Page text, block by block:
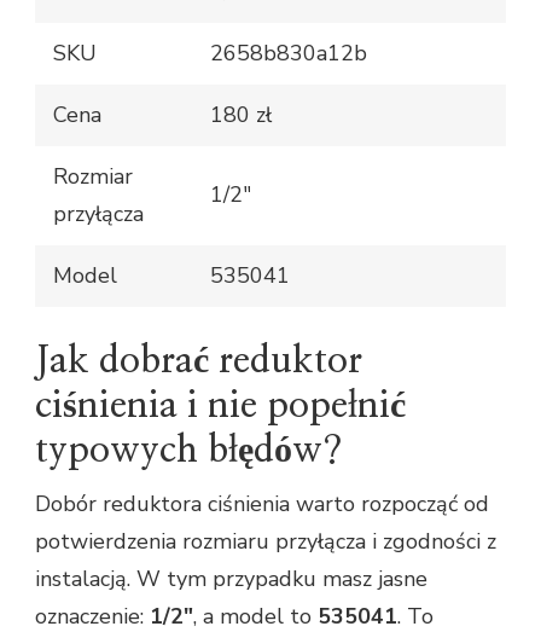
SKU 2658b830a12b
Cena 180 zł
Rozmiar
przyłącza
1/2"
Model 535041
Jak dobrać reduktor
ciśnienia i nie popełnić
typowych błędów?
Dobór reduktora ciśnienia warto rozpocząć od
potwierdzenia rozmiaru przyłącza i zgodności z
instalacją. W tym przypadku masz jasne
oznaczenie: 1/2", a model to 535041. To